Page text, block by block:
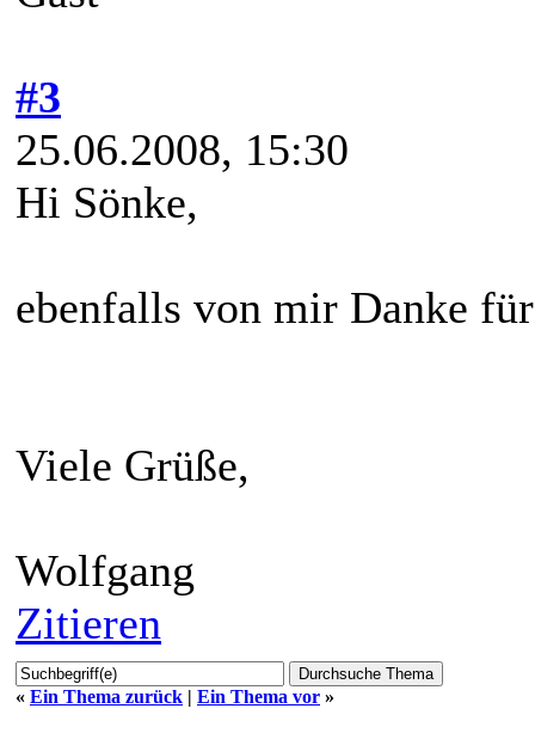
#3
25.06.2008, 15:30
Hi Sönke,
ebenfalls von mir Danke
Viele Grüße,
Wolfgang
Zitieren
« Ein Thema zurück | Ein Thema vor »